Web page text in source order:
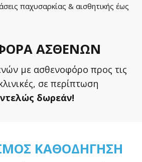
παχυσαρκίας & αισθητικής έως
ΑΣΘΕΝΩΝ
με ασθενοφόρο προς τις
σε περίπτωση
δωρεάν!
ΚΑΘΟΔΗΓΗΣΗ